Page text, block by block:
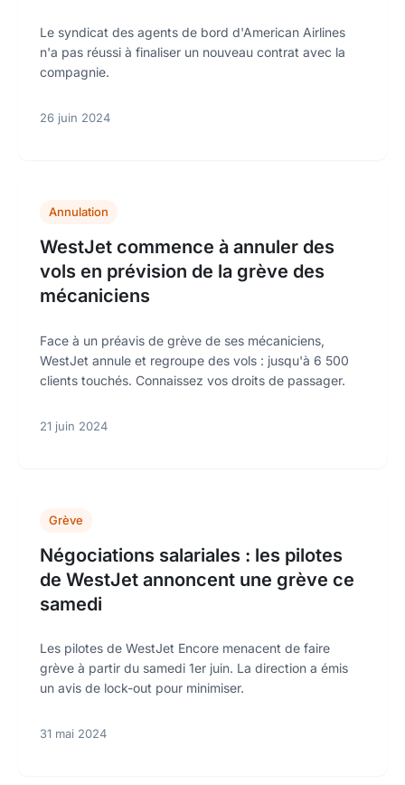
Le syndicat des agents de bord d'American Airlines
n'a pas réussi à finaliser un nouveau contrat avec la
compagnie.
26 juin 2024
Annulation
WestJet commence à annuler des
vols en prévision de la grève des
mécaniciens
Face à un préavis de grève de ses mécaniciens,
WestJet annule et regroupe des vols : jusqu'à 6 500
clients touchés. Connaissez vos droits de passager.
21 juin 2024
Grève
Négociations salariales : les pilotes
de WestJet annoncent une grève ce
samedi
Les pilotes de WestJet Encore menacent de faire
grève à partir du samedi 1er juin. La direction a émis
un avis de lock-out pour minimiser.
31 mai 2024